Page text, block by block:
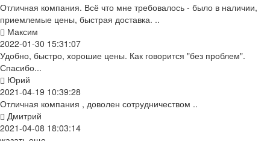
Отличная компания. Всё что мне требовалось - было в наличии,
приемлемые цены, быстрая доставка. ..
Максим
2022-01-30 15:31:07
Удобно, быстро, хорошие цены. Как говорится "без проблем".
Спасибо...
Юрий
2021-04-19 10:39:28
Отличная компания , доволен сотрудничеством ..
Дмитрий
2021-04-08 18:03:14